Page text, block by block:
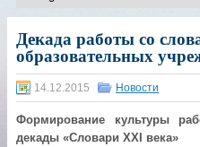
Декада работы со
образовательных
14.12.2015 Новости
Формирование культуры
декады «Словари XXI века»